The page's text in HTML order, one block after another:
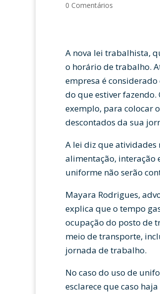
0 Comentários
A nova lei trabalhista,
o horário de trabalho.
empresa é
do que estiver
exemplo, para colocar
descontados da sua
A lei diz que atividades
alimentação, interação
uniforme não serão
Mayara Rodrigues,
explica que o tempo
ocupação do posto de
meio de transporte,
jornada de trabalho.
No caso do uso de
esclarece que caso